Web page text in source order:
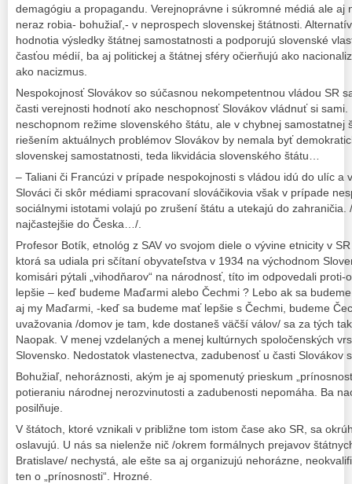
demagógiu a propagandu. Verejnoprávne i súkromné médiá ale aj
neraz robia- bohužiaľ,- v neprospech slovenskej štátnosti.
hodnotia výsledky štátnej samostatnosti a podporujú slovenské
časťou médií, ba aj politickej a štátnej sféry očierňujú ako
ako nacizmus.
Nespokojnosť Slovákov so súčasnou nekompetentnou vládou SR
časti verejnosti hodnotí ako neschopnosť Slovákov vládnuť si
neschopnom režime slovenského štátu, ale v chybnej samostatnej
riešením aktuálnych problémov Slovákov by nemala byť
slovenskej samostatnosti, teda likvidácia slovenského štátu…
– Taliani či Francúzi v prípade nespokojnosti s vládou idú do ulíc a
Slováci či skôr médiami spracovaní slováčikovia však v prípade
sociálnymi istotami volajú po zrušení štátu a utekajú do zahraničia.
najčastejšie do Česka…/.
Profesor Botík, etnológ z SAV vo svojom diele o vývine etnicity v
ktorá sa udiala pri sčítaní obyvateľstva v 1934 na východnom
komisári pýtali „vihodňarov“ na národnosť, títo im odpovedali proti-
lepšie – keď budeme Maďarmi alebo Čechmi ? Lebo ak sa
aj my Maďarmi, -keď sa budeme mať lepšie s Čechmi, budeme
uvažovania /domov je tam, kde dostaneš väčší válov/ sa za tých
Naopak. V menej vzdelaných a menej kultúrnych spoločenských
Slovensko. Nedostatok vlastenectva, zadubenosť u časti Slovákov
Bohužiaľ, nehoráznosti, akým je aj spomenutý prieskum
potieraniu národnej nerozvinutosti a zadubenosti nepomáha. Ba
posilňuje.
V štátoch, ktoré vznikali v približne tom istom čase ako SR, sa
oslavujú. U nás sa nielenže nič /okrem formálnych prejavov
Bratislave/ nechystá, ale ešte sa aj organizujú nehorázne,
ten o „prínosnosti“. Hrozné.